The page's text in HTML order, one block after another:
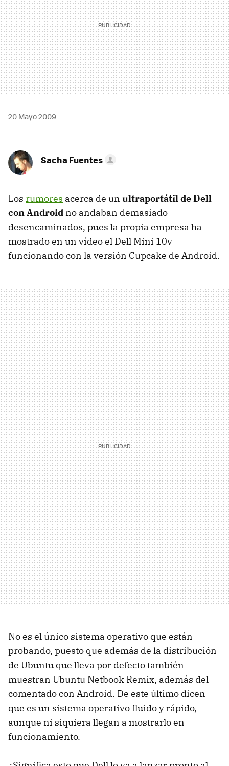
20 Mayo 2009
Sacha Fuentes
Los rumores acerca de un ultraportátil de Dell
con Android no andaban demasiado
desencaminados, pues la propia empresa ha
mostrado en un vídeo el Dell Mini 10v
funcionando con la versión Cupcake de Android.
No es el único sistema operativo que están
probando, puesto que además de la distribución
de Ubuntu que lleva por defecto también
muestran Ubuntu Netbook Remix, además del
comentado con Android. De este último dicen
que es un sistema operativo fluido y rápido,
aunque ni siquiera llegan a mostrarlo en
funcionamiento.